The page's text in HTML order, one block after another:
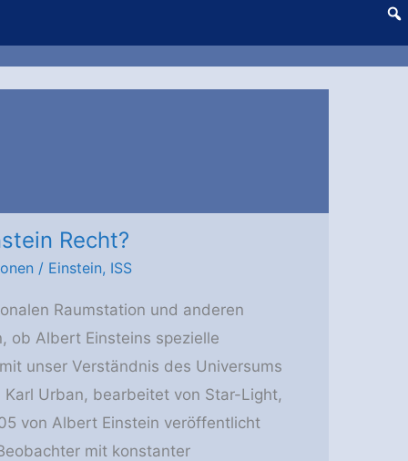
Recht?
/ Einstein, ISS
Raumstation und anderen
ob Albert Einsteins spezielle
unser Verständnis des Universums
Urban, bearbeitet von Star-Light,
von Albert Einstein veröffentlicht
mit konstanter